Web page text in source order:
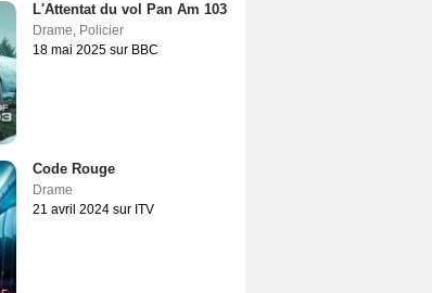
L'Attentat du vol Pan Am 103
Drame, Policier
18 mai 2025 sur BBC
Code Rouge
Drame
21 avril 2024 sur ITV